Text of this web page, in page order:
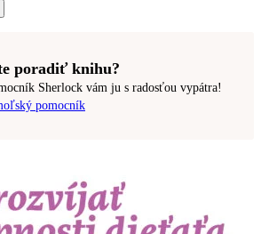
poradiť knihu?
Sherlock vám ju s radosťou vypátra!
pomocník